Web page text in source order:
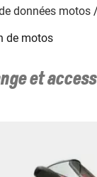
données motos
de motos
et